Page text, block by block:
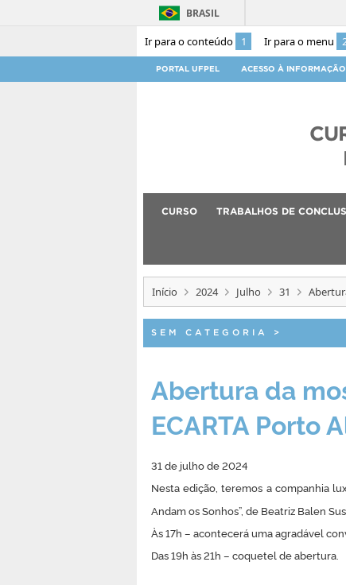
Ir para o conteúdo 1 Ir para o menu
BRASIL
PORTAL UFPEL ACESSO À INFORMAÇÃO
CURSO TRABALHOS DE
Início 2024 Julho 31
SEM CATEGORIA >
Abertura da
ECARTA Porto
31 de julho de 2024
Nesta edição, teremos a companhia
Andam os Sonhos”, de Beatriz Balen
Às 17h – acontecerá uma agradável
Das 19h às 21h – coquetel de abertura.